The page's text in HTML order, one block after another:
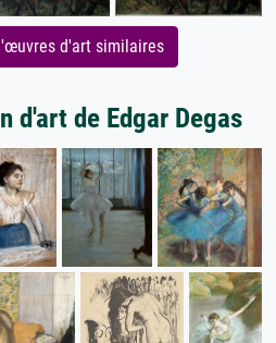
d'art similaires
d'art de Edgar Degas